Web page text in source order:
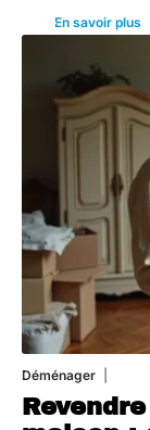
En savoir plus
Déménager